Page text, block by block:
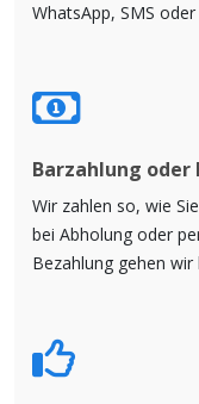
WhatsApp, SMS
Barzahlung oder
Wir zahlen so, wie
bei Abholung oder
Bezahlung gehen